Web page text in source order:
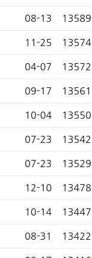
08-13 13589
11-25 13574
04-07 13572
09-17 13561
10-04 13550
07-23 13542
07-23 13529
12-10 13478
10-14 13447
08-31 13422